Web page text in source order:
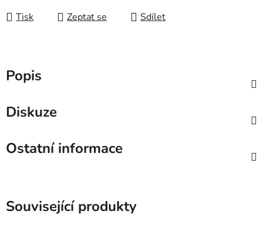
Tisk Zeptat se Sdílet
Popis
Diskuze
Ostatní informace
Související produkty